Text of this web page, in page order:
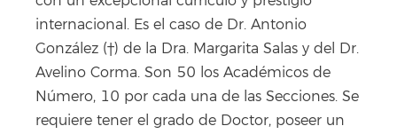
internacional. Es el caso de Dr. Antonio
González (†) de la Dra. Margarita Salas y del Dr.
Avelino Corma. Son 50 los Académicos de
Número, 10 por cada una de las Secciones. Se
requiere tener el grado de Doctor, poseer un